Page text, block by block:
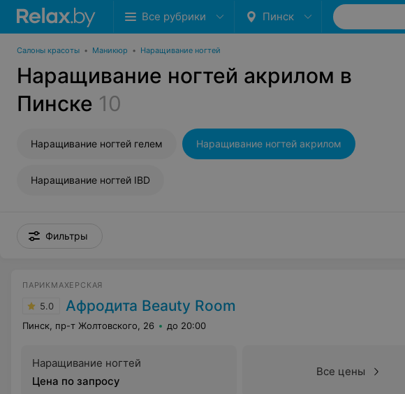
Все рубрики Пинск
Салоны красоты • Маникюр • Наращивание ногтей
Наращивание ногтей акрилом в
Пинске 10
Наращивание ногтей гелем Наращивание ногтей акрилом
Наращивание ногтей IBD
Фильтры
ПАРИКМАХЕРСКАЯ
5.0 Афродита Beauty Room
Пинск, пр-т Жолтовского, 26 до 20:00
Наращивание ногтей
Цена по запросу
Все цены